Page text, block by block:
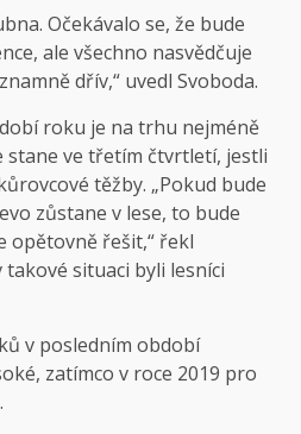
Očekávalo se, že bude
ale všechno nasvědčuje
dřív,“ uvedl Svoboda.
roku je na trhu nejméně
stane ve třetím čtvrtletí, jestli
těžby. „Pokud bude
zůstane v lese, to bude
opětovně řešit,“ řekl
takové situaci byli lesníci
v posledním období
zatímco v roce 2019 pro